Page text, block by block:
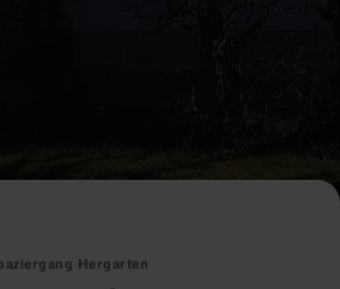
Hergarten